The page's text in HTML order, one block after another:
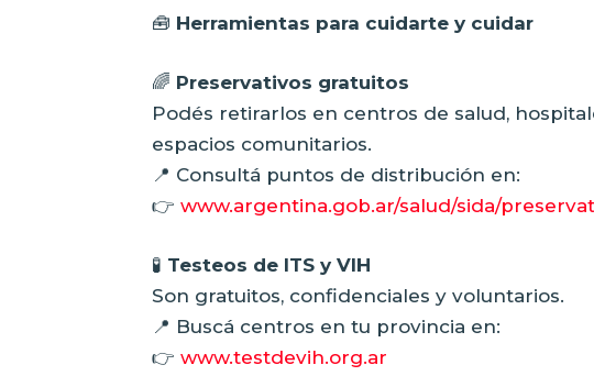
🧰 Herramientas para cuidarte y cuidar
🌈 Preservativos gratuitos
Podés retirarlos en centros de salud,
espacios comunitarios.
📍 Consultá puntos de distribución en:
👉 www.argentina.gob.ar/salud/sida/
🧪 Testeos de ITS y VIH
Son gratuitos, confidenciales y voluntarios.
📍 Buscá centros en tu provincia en:
👉 www.testdevih.org.ar